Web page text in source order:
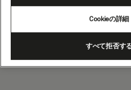
キュナードの厳選
2027
Cookieの詳細
すべて拒否す